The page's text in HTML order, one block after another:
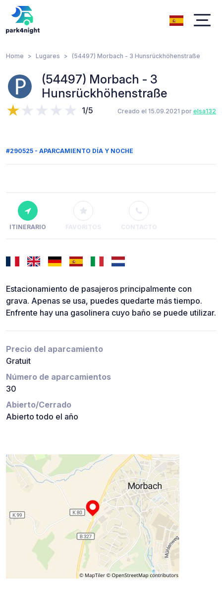
Home Lugares (54497) Morbach - 3 Hunsrückhöhenstraße
(54497) Morbach - 3
Hunsrückhöhenstraße
1/5 Creado el 15.09.2021 por elsa132
#290525 - APARCAMIENTO DÍA Y NOCHE
ITINERARIO FAVORITOS CONTACTO
Estacionamiento de pasajeros principalmente con
grava. Apenas se usa, puedes quedarte más tiempo.
Enfrente hay una gasolinera cuyo baño se puede utilizar.
Precio del aparcamiento
Gratuit
Número de aparcamientos
30
Abierto/Cerrado
Abierto todo el año